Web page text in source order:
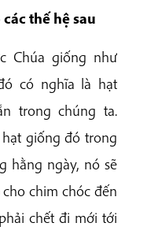
thế hệ sau
Chúa giống như
có nghĩa là hạt
trong chúng ta.
giống đó trong
hằng ngày, nó sẽ
chim chóc đến
chết đi mới tới